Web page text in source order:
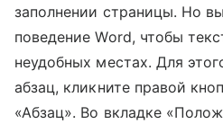
заполнении страницы. Но
поведение Word, чтобы
неудобных местах. Для
абзац, кликните правой
«Абзац». Во вкладке